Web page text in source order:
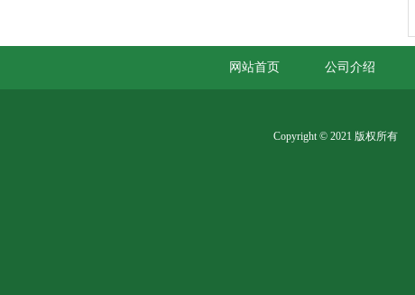
网站首页 公司介绍
Copyright © 2021 版权所有